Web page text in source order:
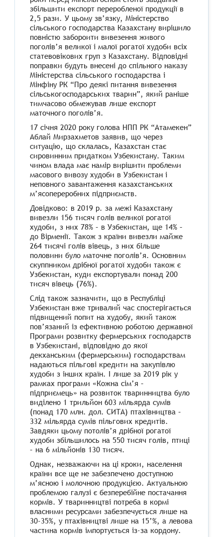
збільшити експорт переробленої продукції в
2,5 рази. У цьому зв’язку, Міністерство
сільського господарства Казахстану вирішило
повністю забороити вивезення живого
поголів’я великої і малої рогатої худоби всіх
статевовікових груп з Казахстану. Відповідні
поправки будуть внесені до спільного наказу
Міністерства сільського господарства і
Мінфіну РК “Про деякі питання вивезення
сільськогосподарських тварин”, який раніше
тимчасово обмежував лише експорт
маточного поголів’я.
17 січня 2020 року голова НПП РК “Атамекен”
Аблай Мирзахметов заявив, що через
ситуацію, що склалась, Казахстан стає
сировинним придатком Узбекистану. Таким
чином влада має намір вирішити проблеми
масового вивозу худоби в Узбекистан і
неповного завантаження казахстанських
м’ясопереробних підприємств.
Довідково: в 2019 р. за межі Казахстану
вивезли 156 тисяч голів великої рогатої
худоби, з них 78% – в Узбекистан, ще 14% –
до Вірменії. Також з країни вивезли майже
264 тисячі голів вівець, з них більше
половини було маточне поголів’я. Основним
скуппником дрібної рогатої худоби також є
Узбекистан, куди експортували понад 200
тисяч вівець (76%).
Слід також зазначити, що в Республіці
Узбекистан вже тривалий час спостерігається
підвищений попит на худобу, який також
пов’язаний із ефективною роботою державної
Програми розвитку фермерських господарств
в Узбекистані, відповідно до якої
декханським (фермерським) господарствам
надаються пільгові кредити на закупівлю
худоби з інших країн. І лише за 2019 рік у
рамках програми «Кожна сім’я –
підприємець» на розвиток тваринництва було
виділено 1 трильйон 603 мільярда сумів
(понад 170 млн. дол. СИТА) птахівництва –
332 мільярда сумів пільгових кредитів.
Завдяки цьому потолів’я дрібної рогатої
худоби збільшилось на 550 тисяч голів, птиці
– на 6 мільйонів 130 тисяч.
Однак, незважаючи на ці кроки, населення
країни все ще не забезпечено доступною
м’ясною і молочною продукцією. Актуальною
проблемою галузі є безперебійне постачання
кормів. У тваринництві потреба в кормі
власними ресурсами забезпечується лише на
30-35%, у птахівництві лише на 15’%, а левова
частина кормів імпортується із-за кордону.